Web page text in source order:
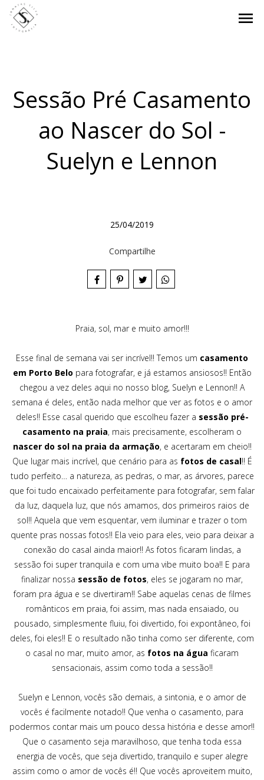
menu
Sessão Pré Casamento
ao Nascer do Sol -
Suelyn e Lennon
25/04/2019
Compartilhe
Praia, sol, mar e muito amor!!!
Esse final de semana vai ser incrível!! Temos um casamento
em Porto Belo para fotografar, e já estamos ansiosos!! Então
chegou a vez deles aqui no nosso blog, Suelyn e Lennon!! A
semana é deles, então nada melhor que ver as fotos e o amor
deles!! Esse casal querido que escolheu fazer a sessão pré-
casamento na praia, mais precisamente, escolheram o
nascer do sol na praia da armação, e acertaram em cheio!!
Que lugar mais incrível, que cenário para as fotos de casal!! É
tudo perfeito… a natureza, as pedras, o mar, as árvores, parece
que foi tudo encaixado perfeitamente para fotografar, sem falar
da luz, daquela luz, que nós amamos, dos primeiros raios de
sol!! Aquela que vem esquentar, vem iluminar e trazer o tom
quente pras nossas fotos!! Ela veio para eles, veio para deixar a
conexão do casal ainda maior!! As fotos ficaram lindas, a
sessão foi super tranquila e com uma vibe muito boa!! E para
finalizar nossa sessão de fotos, eles se jogaram no mar,
foram pra água e se divertiram!! Sabe aquelas cenas de filmes
românticos em praia, foi assim, mas nada ensaiado, ou
pousado, simplesmente fluiu, foi divertido, foi expontâneo, foi
deles, foi eles!! E o resultado não tinha como ser diferente, com
o casal no mar, muito amor, as fotos na água ficaram
sensacionais, assim como toda a sessão!!
Suelyn e Lennon, vocês são demais, a sintonia, e o amor de
vocês é facilmente notado!! Que venha o casamento, para
podermos contar mais um pouco dessa história e desse amor!!
Que o casamento seja maravilhoso, que tenha toda essa
energia de vocês, que seja divertido, tranquilo e super alegre
assim como o amor de vocês é!! Que vocês aproveitem muito,